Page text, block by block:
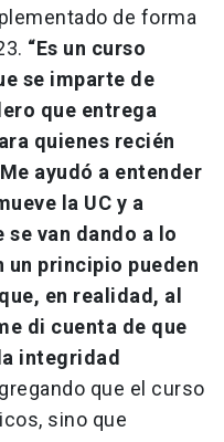
de forma
“Es un curso
se imparte de
que entrega
quienes recién
ayudó a entender
la UC y a
van dando a lo
un principio pueden
en realidad, al
di cuenta de que
integridad
que el curso
sino que